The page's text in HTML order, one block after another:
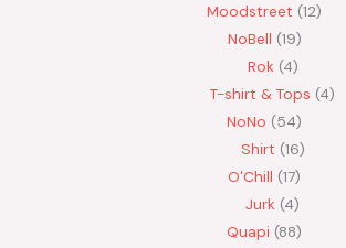
Moodstreet 12
NoBell 19
Rok 4
T-shirt & Tops 4
NoNo
54
Shirt 16
O'Chill 17
Jurk 4
Quapi 88